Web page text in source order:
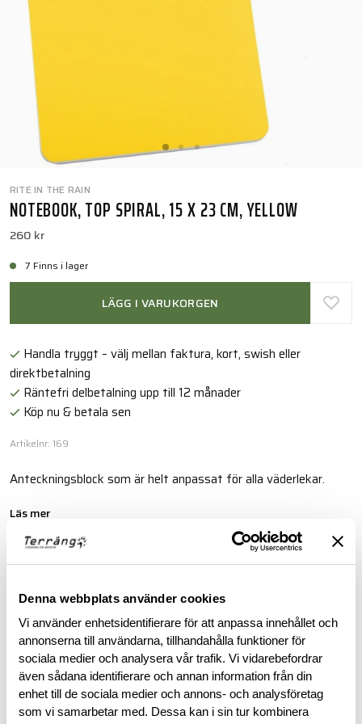
Denna webbplats använder cookies
Vi använder enhetsidentifierare för att anpassa innehållet och
annonserna till användarna, tillhandahålla funktioner för
sociala medier och analysera vår trafik. Vi vidarebefordrar
även sådana identifierare och annan information från din
enhet till de sociala medier och annons- och analysföretag
som vi samarbetar med. Dessa kan i sin tur kombinera
RITE IN THE RAIN
NOTEBOOK, TOP SPIRAL, 15 X 23 CM, YELLOW
260 kr
7 Finns i lager
LÄGG I VARUKORGEN
Handla tryggt – välj mellan faktura, kort, swish eller
direktbetalning
Räntefri delbetalning upp till 12 månader
Köp nu & betala sen
Artikelnr: 169
Anteckningsblock som är helt anpassat för alla väderlekar.
Läs mer
RECENSIONER
OM VARUMÄRKET